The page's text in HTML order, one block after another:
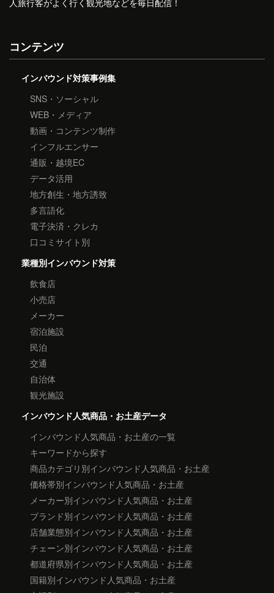
コンテンツ
インバウンド対策事例集
SNS・ソーシャル
WEB・メディア
動画・コンテンツ制作
インフルエンサー
通販・越境EC
データ活用
地方創生・地方誘致
多言語化
電子決済・クレカ
口コミサイト別
業種別インバウンド対策
飲食店
小売店
メーカー
宿泊施設
民泊
交通
自治体
観光施設
インバウンド人気商品・お土産データ
インバウンド人気商品・お土産の一覧
キーワードから探す
商品カテゴリ別インバウンド人気商品・お土産
価格帯別インバウンド人気商品・お土産
メーカー別インバウンド人気商品・お土産
ブランド別インバウンド人気商品・お土産
店舗業態別インバウンド人気商品・お土産
チェーン別インバウンド人気商品・お土産
都道府県別インバウンド人気商品・お土産
国籍別インバウンド人気商品・お土産